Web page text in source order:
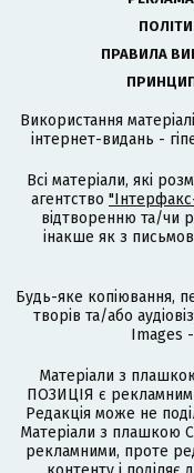
ПРАВИЛА
Використання
інтернет-видань -
Всі матеріали, які
агентство
відтворенню та/чи
інакше як з
Будь-яке копіювання,
творів та/або
Images
Матеріали з
ПОЗИЦІЯ є
Редакція може не
Матеріали з плашкою
рекламними, проте